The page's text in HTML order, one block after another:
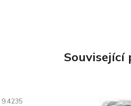
Související
9.4235